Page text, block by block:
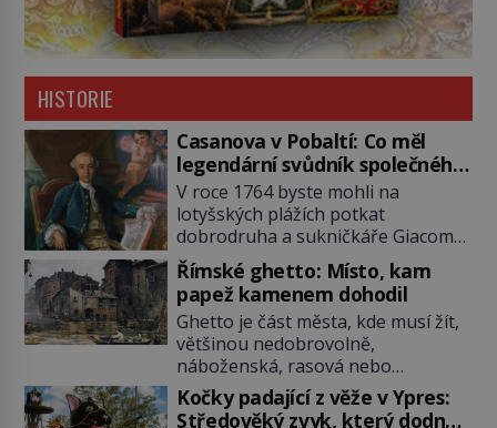
HISTORIE
Casanova v Pobaltí: Co měl
legendární svůdník společného
se svobodnými zednáři?
V roce 1764 byste mohli na
lotyšských plážích potkat
dobrodruha a sukničkáře Giacoma
Casanovu. Jeho cesta k Baltskému
moři však nebyla turistickým
výletem, ale ryze pracovní cestou
se zištnými úmysly. Jaký cíl
Casanova sledoval, když se
například procházel uličkami
lotyšské Rigy? Casanova v Pobaltí
kontaktoval tamní zednářské lóže.
Římské ghetto: Místo, kam
papež kamenem dohodil
Ghetto je část města, kde musí žít,
většinou nedobrovolně,
náboženská, rasová nebo
národnostní menšina obyvatel.
Bohaté historické zkušenosti mají s
Kočky padající z věže v Ypres:
Středověký zvyk, který dodnes